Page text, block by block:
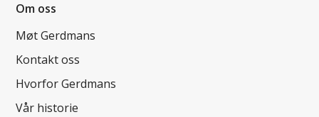
Om oss
Møt Gerdmans
Kontakt oss
Hvorfor Gerdmans
Vår historie